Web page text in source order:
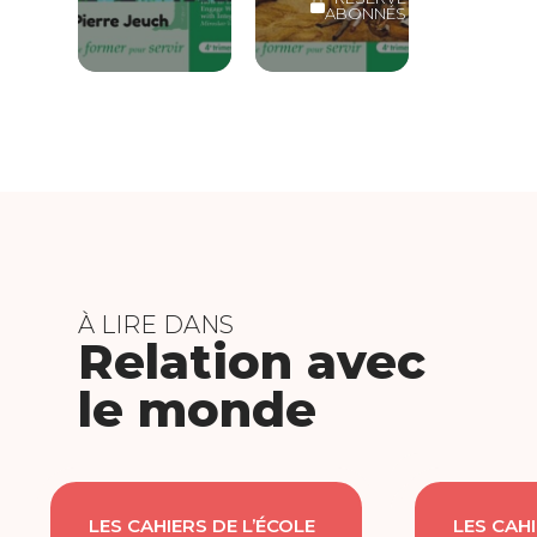
ABONNÉS
À LIRE DANS
Relation avec
le monde
LES CAHIERS DE L’ÉCOLE LES